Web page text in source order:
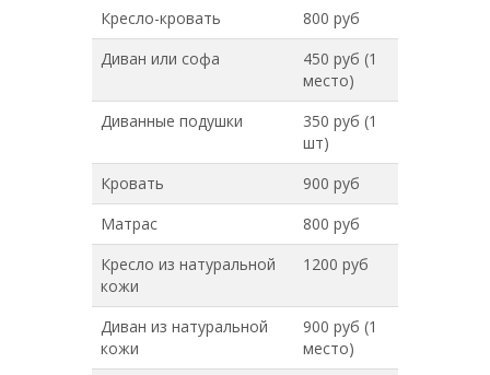
Кресло-кровать
800 руб
Диван или софа
450 руб (1
место)
Диванные подушки
350 руб (1
шт)
Кровать
900 руб
Матрас
800 руб
Кресло из натуральной
кожи
1200 руб
Диван из натуральной
кожи
900 руб (1
место)